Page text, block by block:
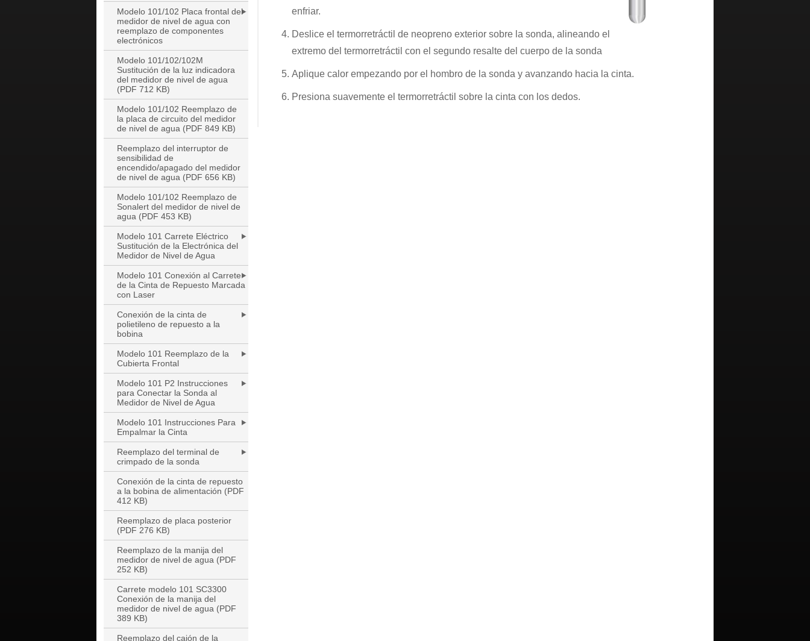
enfriar.
Deslice el termorretráctil de neopreno exterior sobre la sonda, alineando el
extremo del termorretráctil con el segundo resalte del cuerpo de la sonda
Aplique calor empezando por el hombro de la sonda y avanzando hacia la cinta.
Presiona suavemente el termorretráctil sobre la cinta con los dedos.
Modelo 101/102 Placa frontal del
medidor de nivel de agua con
reemplazo de componentes
electrónicos
Modelo 101/102/102M
Sustitución de la luz indicadora
del medidor de nivel de agua
(PDF 712 KB)
Modelo 101/102 Reemplazo de
la placa de circuito del medidor
de nivel de agua (PDF 849 KB)
Reemplazo del interruptor de
sensibilidad de
encendido/apagado del medidor
de nivel de agua (PDF 656 KB)
Modelo 101/102 Reemplazo de
Sonalert del medidor de nivel de
agua (PDF 453 KB)
Modelo 101 Carrete Eléctrico
Sustitución de la Electrónica del
Medidor de Nivel de Agua
Modelo 101 Conexión al Carrete
de la Cinta de Repuesto Marcada
con Laser
Conexión de la cinta de
polietileno de repuesto a la
bobina
Modelo 101 Reemplazo de la
Cubierta Frontal
Modelo 101 P2 Instrucciones
para Conectar la Sonda al
Medidor de Nivel de Agua
Modelo 101 Instrucciones Para
Empalmar la Cinta
Reemplazo del terminal de
crimpado de la sonda
Conexión de la cinta de repuesto
a la bobina de alimentación (PDF
412 KB)
Reemplazo de placa posterior
(PDF 276 KB)
Reemplazo de la manija del
medidor de nivel de agua (PDF
252 KB)
Carrete modelo 101 SC3300
Conexión de la manija del
medidor de nivel de agua (PDF
389 KB)
Reemplazo del cajón de la